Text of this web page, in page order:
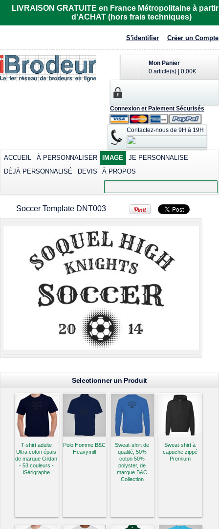
LIVRAISON GRATUITE en France Métropolitaine à
d'ACHAT (hors frais techniques)
S'identifier Créer un Compte
Mon Panier
0 article(s)
0,00€
Connexion et Paiement Sécurisés
Contactez-nous de 9H à 19H
ACCUEIL À PERSONNALISER IMAGE
JE PERSONNALISE
DÉJÀ PERSONNALISÉ
DEVIS À PROPOS
Soccer Template DNT003
Imprimer dès
23,87€*
Sérigraphier dès
Transférer dès
view all customizable products
Selectionner un Produit
T-shirt adulte
Ultra coton épais
de marque Gildan
- 53 couleurs -
iSérigraphe
Polo Homme B&C
Heavymill
Sweat-shirt de
qualité, 50%
coton 50%
polyster, de
marque B&C
Collection
Sweat-shirt à
capuche zippé
Premium